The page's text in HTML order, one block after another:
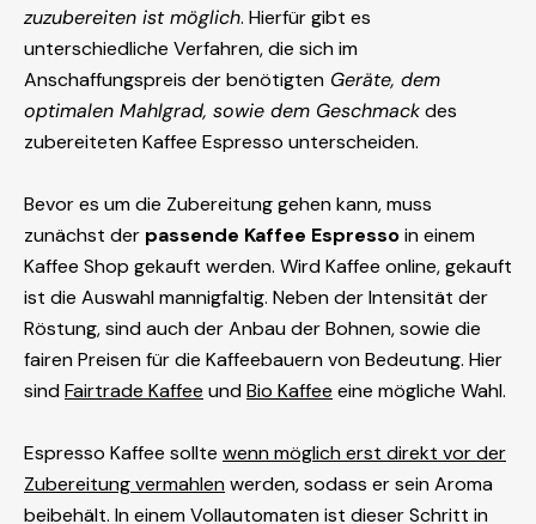
zuzubereiten ist möglich. Hierfür gibt es
unterschiedliche Verfahren, die sich im
Anschaffungspreis der benötigten Geräte, dem
optimalen Mahlgrad, sowie dem Geschmackdes
zubereiteten Kaffee Espresso unterscheiden.
Bevor es um die Zubereitung gehen kann, muss
zunächst der passende Kaffee Espressoin einem
Kaffee Shop gekauft werden. Wird Kaffee online, gekauft
ist die Auswahl mannigfaltig. Neben der Intensität der
Röstung, sind auch der Anbau der Bohnen, sowie die
fairen Preisen für die Kaffeebauern von Bedeutung. Hier
sindFairtrade Kaffee undBio Kaffee eine mögliche Wahl.
Espresso Kaffee sollte wenn möglich erst direkt vor der
Zubereitung vermahlenwerden, sodass er sein Aroma
beibehält. In einem Vollautomaten ist dieser Schritt in